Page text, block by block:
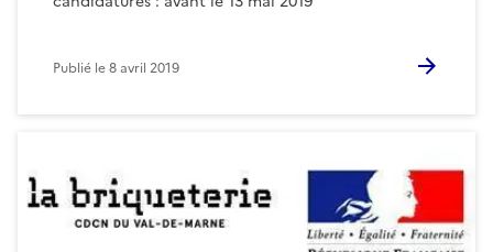
Publié le8 avril 2019